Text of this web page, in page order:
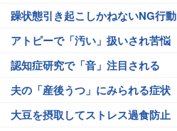
躁状態引き起こしかねないNG行動
アトピーで「汚い」扱いされ苦悩
認知症研究で「音」注目される
夫の「産後うつ」にみられる症状
大豆を摂取してストレス過食防止